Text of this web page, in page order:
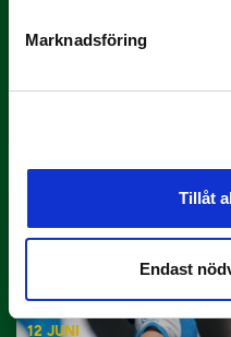
Marknadsföring
Tillåt
Endast
Lagerlöf tar över i
12 JUNI